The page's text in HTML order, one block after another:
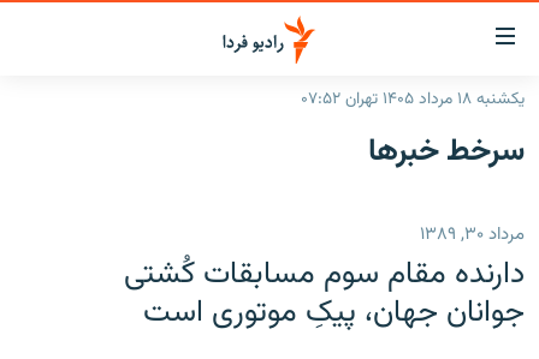
لینک‌های
قابلیت
دسترسی
بازگشت
اصلی
رفتن
صفحه
ایران
رادیو
انتخاب کنید و بشنوید
پادکست
یکشنبه ۱۸ مرداد ۱۴۰۵ تهران ۰۷:۵۲
سرخط‌ خبرها
مرداد ۳۰, ۱۳۸۹
دارنده مقام سوم مسابقات کُشتی
جوانان جهان، پيکِ موتوری است